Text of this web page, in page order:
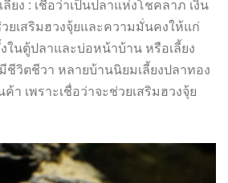
ยง : เชื่อว่าเป็นปลาแห่งโชคลาภ เงิน
ยเสริมฮวงจุ้ยและความมั่นคงให้แก่
ในตู้ปลาและบ่อหน้าบ้าน หรือเลี้ยง
วิตชีวา หลายบ้านนิยมเลี้ยงปลาทอง
า เพราะเชื่อว่าจะช่วยเสริมฮวงจุ้ย